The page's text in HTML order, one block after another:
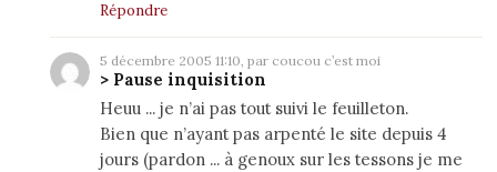
Répondre
5 décembre 2005 11:10, par coucou c’est moi
> Pause inquisition
Heuu ... je n’ai pas tout suivi le feuilleton.
Bien que n’ayant pas arpenté le site depuis 4
jours (pardon ... à genoux sur les tessons je me